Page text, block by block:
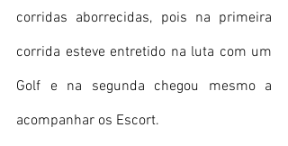
corridas aborrecidas, pois na primeira
corrida esteve entretido na luta com um
Golf e na segunda chegou mesmo a
acompanhar os Escort.